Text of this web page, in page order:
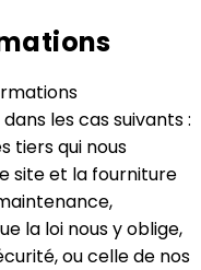
les cas suivants :
tiers qui nous
site et la fourniture
la loi nous y oblige,
ou celle de nos